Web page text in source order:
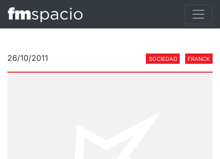
26/10/2011 SOCIEDAD FRANCK